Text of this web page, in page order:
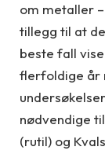
om metaller
tillegg til at
beste fall
flerfoldige år
nødvendige
(rutil) og